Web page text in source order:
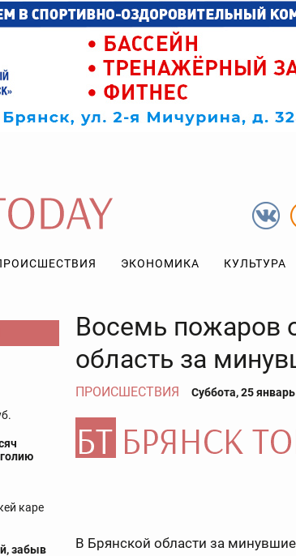
ЭКОНОМИКА КУЛЬТУРА
каре
забыв
Восемь пожаров
область за
ПРОИСШЕСТВИЯ Суббота, 25
В Брянской области за